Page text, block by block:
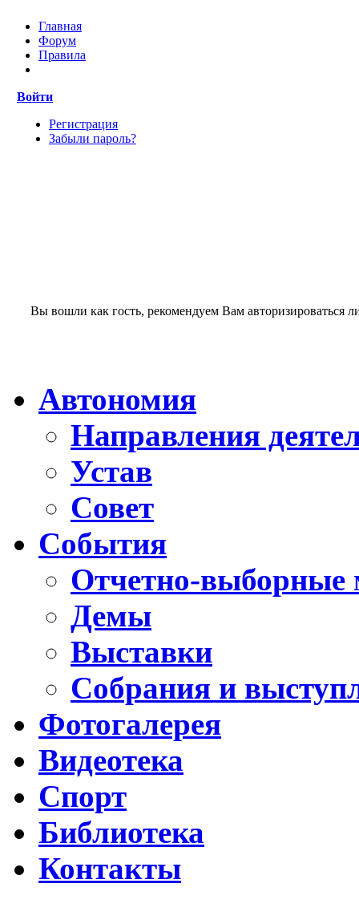
Главная
Форум
Правила
Войти
Регистрация
Забыли пароль?
Вы вошли как гость, рекомендуем Вам авторизироваться
Автономия
Направления
Устав
Совет
События
Отчетно-выборные
Демы
Выставки
Собрания и
Фотогалерея
Видеотека
Спорт
Библиотека
Контакты